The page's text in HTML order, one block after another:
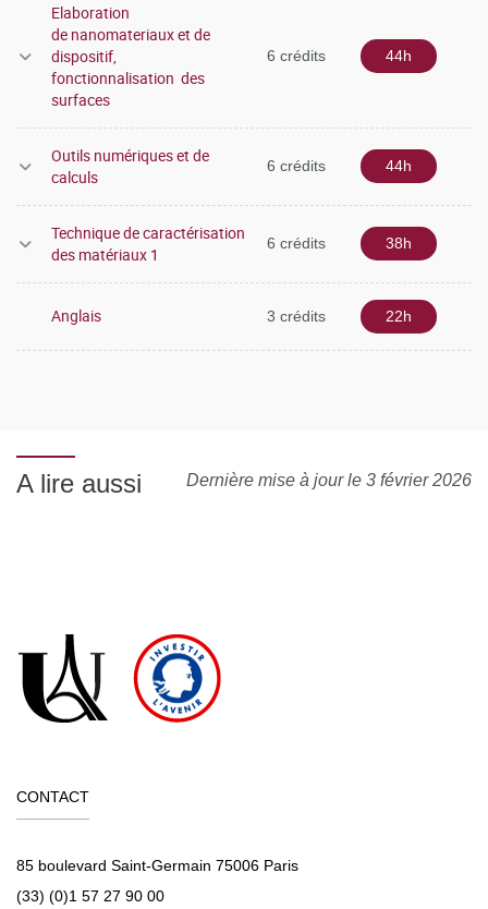
Elaboration
de nanomateriaux et de
dispositif,
fonctionnalisation des
surfaces
6 crédits 44h
Outils numériques et de
calculs
6 crédits 44h
Technique de caractérisation
des matériaux 1
6 crédits 38h
Anglais 3 crédits 22h
Dernière mise à jour le 3 février 2026
A lire aussi
CONTACT
85 boulevard Saint-Germain 75006 Paris
(33) (0)1 57 27 90 00